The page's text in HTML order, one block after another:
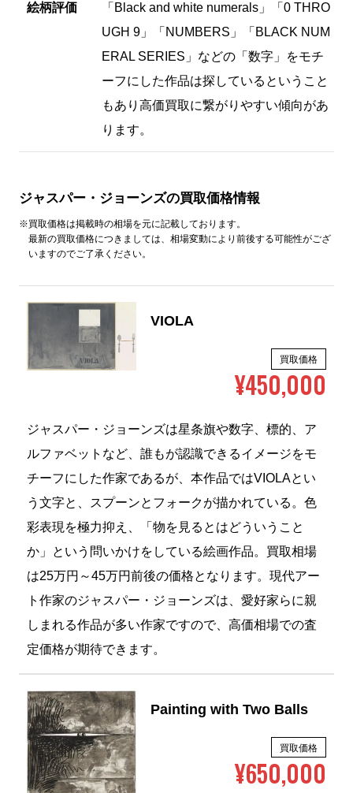
絵柄評価
「Black and white numerals」「0 THRO
UGH 9」「NUMBERS」「BLACK NUM
ERAL SERIES」などの「数字」をモチ
ーフにした作品は探しているということ
もあり高価買取に繋がりやすい傾向があ
ります。
ジャスパー・ジョーンズの買取価格情報
※買取価格は掲載時の相場を元に記載しております。
最新の買取価格につきましては、相場変動により前後する可能性がござ
いますのでご了承ください。
VIOLA
買取価格
¥450,000
ジャスパー・ジョーンズは星条旗や数字、標的、ア
ルファベットなど、誰もが認識できるイメージをモ
チーフにした作家であるが、本作品ではVIOLAとい
う文字と、スプーンとフォークが描かれている。色
彩表現を極力抑え、「物を見るとはどういうこと
か」という問いかけをしている絵画作品。買取相場
は25万円～45万円前後の価格となります。現代アー
ト作家のジャスパー・ジョーンズは、愛好家らに親
しまれる作品が多い作家ですので、高価相場での査
定価格が期待できます。
Painting with Two Balls
買取価格
¥650,000